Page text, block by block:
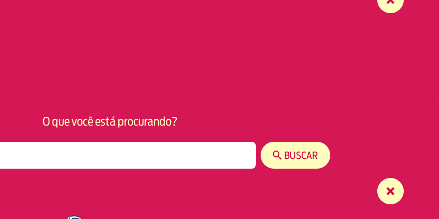
O que você está procurando?
BUSCAR